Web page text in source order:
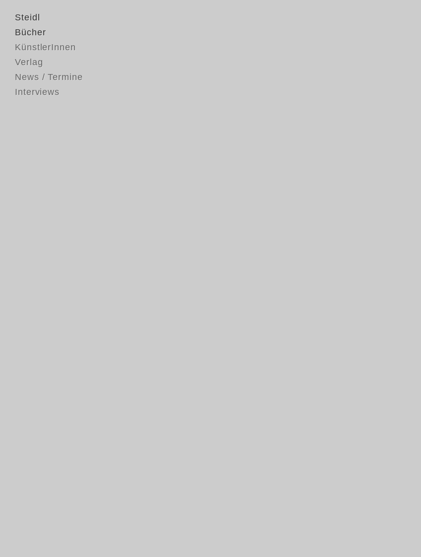
Steidl
Bücher
KünstlerInnen
Verlag
News / Termine
Interviews